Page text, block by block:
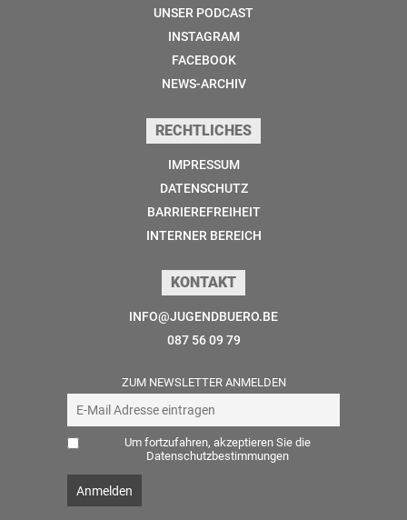
UNSER PODCAST
INSTAGRAM
FACEBOOK
NEWS-ARCHIV
RECHTLICHES
IMPRESSUM
DATENSCHUTZ
BARRIEREFREIHEIT
INTERNER BEREICH
KONTAKT
INFO@JUGENDBUERO.BE
087 56 09 79
ZUM NEWSLETTER ANMELDEN
Um fortzufahren, akzeptieren Sie die
Datenschutzbestimmungen